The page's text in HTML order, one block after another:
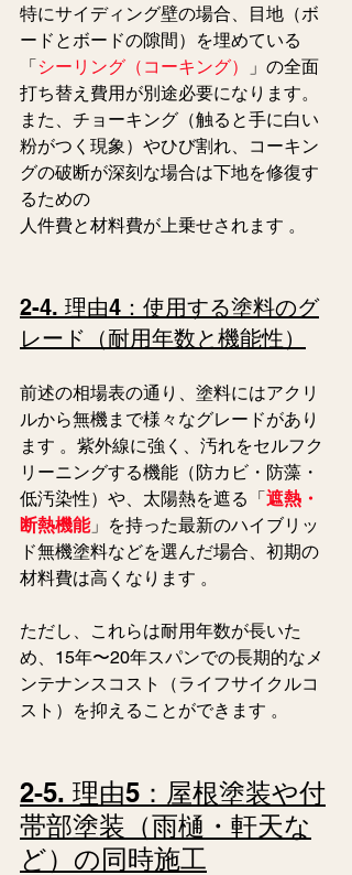
特にサイディング壁の場合、目地（ボ
ードとボードの隙間）を埋めている
「シーリング（コーキング）
」の全面
打ち替え費用が別途必要になります。
また、チョーキング（触ると手に白い
粉がつく現象）やひび割れ、コーキン
グの破断が深刻な場合は下地を修復す
るための
人件費と材料費が上乗せされます 。
2-4. 理由4：使用する塗料のグ
レード（耐用年数と機能性）
前述の相場表の通り、塗料にはアクリ
ルから無機まで様々なグレードがあり
ます 。紫外線に強く、汚れをセルフク
リーニングする機能（防カビ・防藻・
低汚染性）や、太陽熱を遮る「遮熱・
断熱機能」を持った最新のハイブリッ
ド無機塗料などを選んだ場合、初期の
材料費は高くなります 。
ただし、これらは耐用年数が長いた
め、15年〜20年スパンでの長期的なメ
ンテナンスコスト（ライフサイクルコ
スト）を抑えることができます 。
2-5. 理由5：屋根塗装や付
帯部塗装（雨樋・軒天な
ど）の同時施工